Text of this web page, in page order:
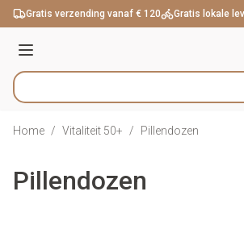
Ga naar de inhoud
Gratis verzending vanaf € 120 Gratis lokale
Menu
Product, merk, categorie...
Home / Vitaliteit 50+ / Pillendozen
Pillendozen